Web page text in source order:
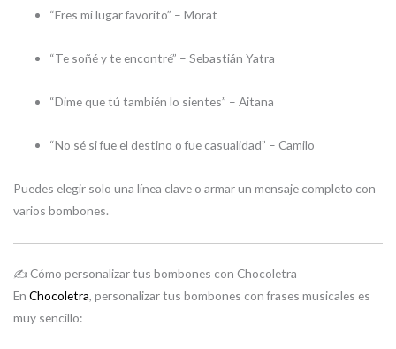
“Eres mi lugar favorito” – Morat
“Te soñé y te encontré” – Sebastián Yatra
“Dime que tú también lo sientes” – Aitana
“No sé si fue el destino o fue casualidad” – Camilo
Puedes elegir solo una línea clave o armar un mensaje completo con
varios bombones.
✍️ Cómo personalizar tus bombones con Chocoletra
En Chocoletra, personalizar tus bombones con frases musicales es
muy sencillo: